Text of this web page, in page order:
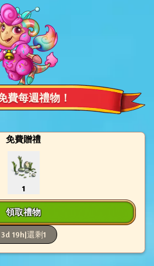
費每週禮物！
免費贈禮
1
領取禮物
3d 19h|還剩1